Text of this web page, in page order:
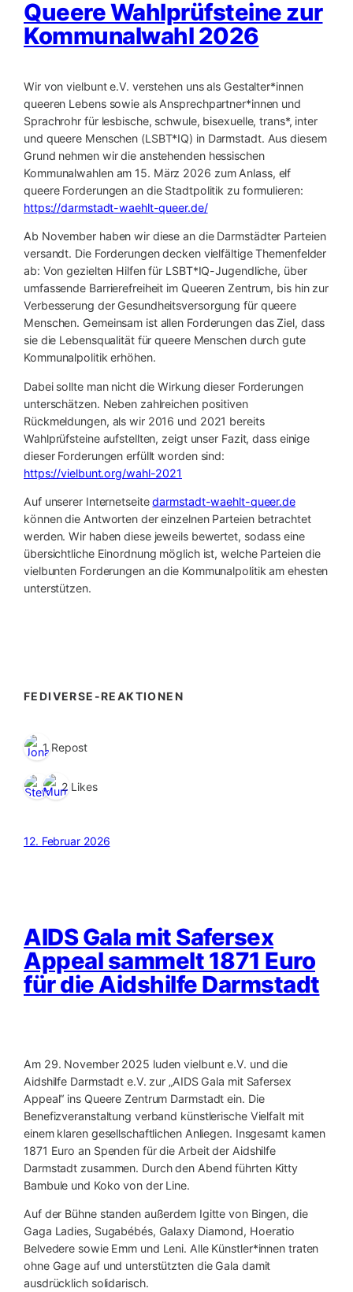
Queere Wahlprüfsteine zur
Kommunalwahl 2026
Wir von vielbunt e.V. verstehen uns als Gestalter*innen
queeren Lebens sowie als Ansprechpartner*innen und
Sprachrohr für lesbische, schwule, bisexuelle, trans*, inter
und queere Menschen (LSBT*IQ) in Darmstadt. Aus diesem
Grund nehmen wir die anstehenden hessischen
Kommunalwahlen am 15. März 2026 zum Anlass, elf
queere Forderungen an die Stadtpolitik zu formulieren:
https://darmstadt-waehlt-queer.de/
Ab November haben wir diese an die Darmstädter Parteien
versandt. Die Forderungen decken vielfältige Themenfelder
ab: Von gezielten Hilfen für LSBT*IQ-Jugendliche, über
umfassende Barrierefreiheit im Queeren Zentrum, bis hin zur
Verbesserung der Gesundheitsversorgung für queere
Menschen. Gemeinsam ist allen Forderungen das Ziel, dass
sie die Lebensqualität für queere Menschen durch gute
Kommunalpolitik erhöhen.
Dabei sollte man nicht die Wirkung dieser Forderungen
unterschätzen. Neben zahlreichen positiven
Rückmeldungen, als wir 2016 und 2021 bereits
Wahlprüfsteine aufstellten, zeigt unser Fazit, dass einige
dieser Forderungen erfüllt worden sind:
https://vielbunt.org/wahl-2021
Auf unserer Internetseitedarmstadt-waehlt-queer.de
können die Antworten der einzelnen Parteien betrachtet
werden. Wir haben diese jeweils bewertet, sodass eine
übersichtliche Einordnung möglich ist, welche Parteien die
vielbunten Forderungen an die Kommunalpolitik am ehesten
unterstützen.
FEDIVERSE-REAKTIONEN
1 Repost
2 Likes
12. Februar 2026
AIDS Gala mit Safersex
Appeal sammelt 1871 Euro
für die Aidshilfe Darmstadt
Am 29. November 2025 luden vielbunt e.V. und die
Aidshilfe Darmstadt e.V. zur „AIDS Gala mit Safersex
Appeal“ ins Queere Zentrum Darmstadt ein. Die
Benefizveranstaltung verband künstlerische Vielfalt mit
einem klaren gesellschaftlichen Anliegen. Insgesamt kamen
1871 Euro an Spenden für die Arbeit der Aidshilfe
Darmstadt zusammen. Durch den Abend führten Kitty
Bambule und Koko von der Line.
Auf der Bühne standen außerdem Igitte von Bingen, die
Gaga Ladies, Sugabébés, Galaxy Diamond, Hoeratio
Belvedere sowie Emm und Leni. Alle Künstler*innen traten
ohne Gage auf und unterstützten die Gala damit
ausdrücklich solidarisch.